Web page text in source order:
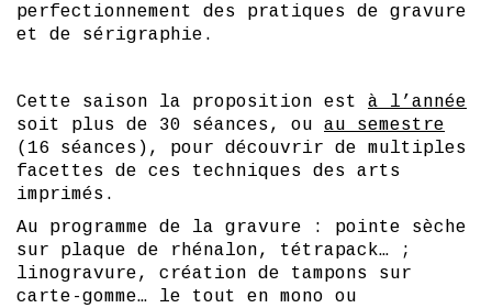
perfectionnement des pratiques de gravure
et de sérigraphie.
Cette saison la proposition est à l’année
soit plus de 30 séances, ou au semestre
(16 séances), pour découvrir de multiples
facettes de ces techniques des arts
imprimés.
Au programme de la gravure : pointe sèche
sur plaque de rhénalon, tétrapack… ;
linogravure, création de tampons sur
carte-gomme… le tout en mono ou